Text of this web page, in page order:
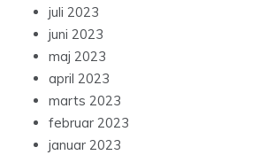
juli 2023
juni 2023
maj 2023
april 2023
marts 2023
februar 2023
januar 2023